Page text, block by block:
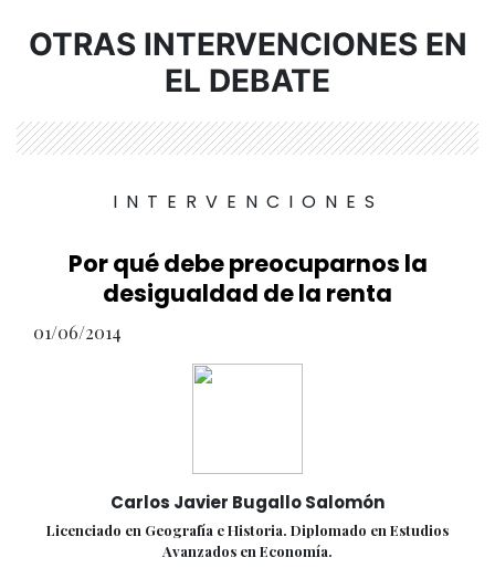
OTRAS INTERVENCIONES EN
EL DEBATE
INTERVENCIONES
Por qué debe preocuparnos la
desigualdad de la renta
01/06/2014
Carlos Javier Bugallo Salomón
Licenciado en Geografía e Historia. Diplomado en Estudios
Avanzados en Economía.